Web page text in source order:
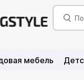
мебель